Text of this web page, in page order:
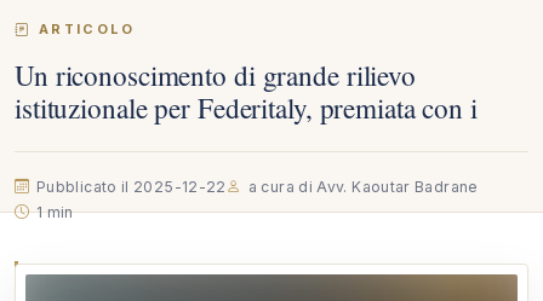
ARTICOLO
Un riconoscimento di grande rilievo
istituzionale per Federitaly, premiata con i
Pubblicato il 2025-12-22
a cura di Avv. Kaoutar Badrane
1 min
Un riconoscimento di grande rilievo istituzionale per